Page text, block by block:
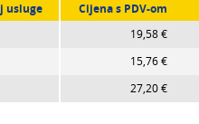
usluge
Cijena s PDV-om
19,58 €
15,76 €
27,20 €